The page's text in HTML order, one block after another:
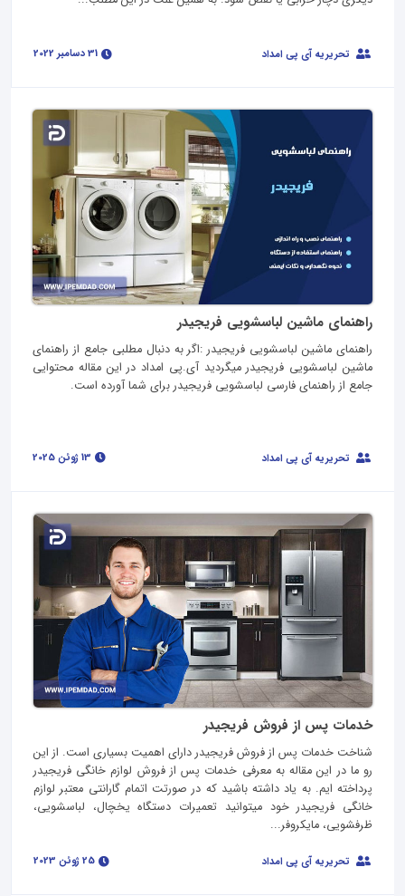
تحریریه آی پی امداد
راهنمای ماشین لباسشویی فریجیدر
راهنمای ماشین لباسشویی فریجیدر :اگر به دنبال مطلبی جامع از راهنمای
ماشین لباسشویی فریجیدر میگردید آی.پی امداد در این مقاله محتوایی
جامع از راهنمای فارسی لباسشویی فریجیدر برای شما آورده است.
تحریریه آی پی امداد
خدمات پس از فروش فریجیدر
شناخت خدمات پس از فروش فریجیدر دارای اهمیت بسیاری است. از این
رو ما در این مقاله به معرفی خدمات پس از فروش لوازم خانگی فریجیدر
پرداخته ایم. به یاد داشته باشید که در صورتت اتمام گارانتی معتبر لوازم
خانگی فریجیدر خود میتوانید تعمیرات دستگاه یخچال، لباسشویی،
ظرفشویی، مایکروفر...
تحریریه آی پی امداد